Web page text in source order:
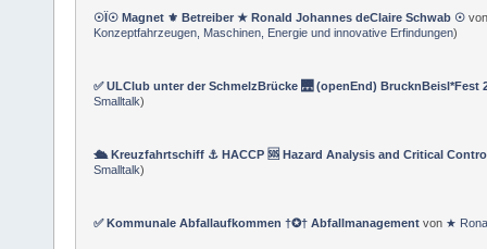
☉Ï☉ Magnet ⚜ Betreiber ★ Ronald Johannes deClaire Schwab ☉
Konzeptfahrzeugen, Maschinen, Energie und innovative Erfindungen)
✅ ULClub unter der SchmelzBrücke 🌉 (openEnd) BrucknBeisl*Fest
Smalltalk)
🛳 Kreuzfahrtschiff ⚓ HACCP 🆘 Hazard Analysis and Critical Control
Smalltalk)
✅ Kommunale Abfallaufkommen †✪† Abfallmanagement von ★